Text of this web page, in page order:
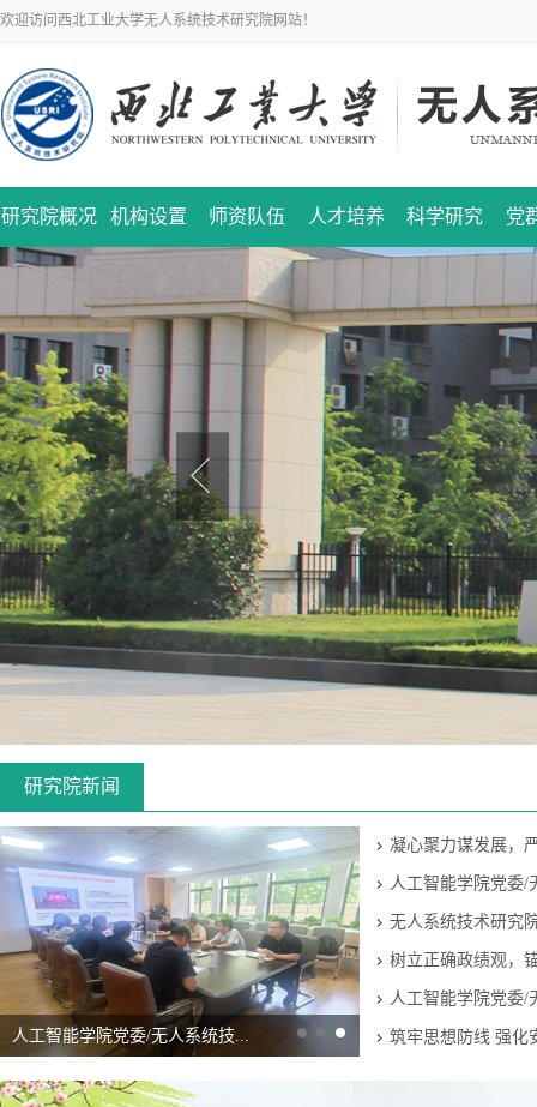
欢迎访问西北工业大学无人系统技术研究院网站！
研究院概况 机构设置 师资队伍 人才培养 科学研究 党
研究院新闻
人工智能学院党委/无人系统技...
凝心聚力谋发展
人工智能学院党委/
无人系统技术研究
树立正确政绩观，
人工智能学院党委/
筑牢思想防线 强